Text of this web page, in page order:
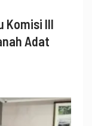
Komisi III
Adat